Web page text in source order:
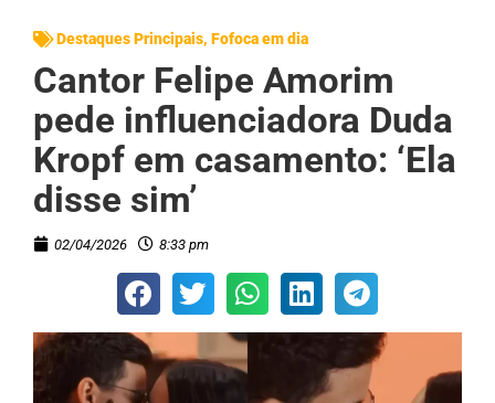
Destaques Principais, Fofoca em dia
Cantor Felipe Amorim
pede influenciadora Duda
Kropf em casamento: ‘Ela
disse sim’
02/04/2026 8:33 pm